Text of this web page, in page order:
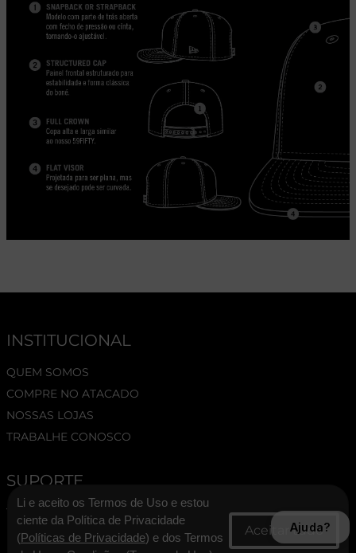
INSTITUCIONAL
QUEM SOMOS
COMPRE NO ATACADO
NOSSAS LOJAS
TRABALHE CONOSCO
SUPORTE
TERMOS E CONDIÇÕES
POLÍTICA DE PRIVACIDADE
Li e aceito os Termos de Uso e estou
ciente da Política de Privacidade
(Políticas de Privacidade) e dos Termos
Ajuda?